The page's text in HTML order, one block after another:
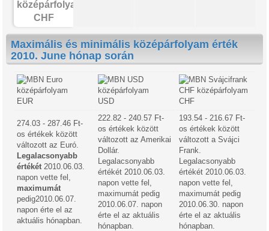
CHF
Maximális és minimális középárfolyam érték
2010. June hónap során
EUR USD CHF
274.03 - 287.46 Ft-
os értékek között
változott az Euró.
Legalacsonyabb
értékét 2010.06.03.
napon vette fel,
maximumát
pedig2010.06.07.
napon érte el az
aktuális hónapban.
222.82 - 240.57 Ft-
os értékek között
változott az Amerikai
Dollár.
Legalacsonyabb
értékét 2010.06.03.
napon vette fel,
maximumát pedig
2010.06.07. napon
érte el az aktuális
hónapban.
193.54 - 216.67 Ft-
os értékek között
változott a Svájci
Frank.
Legalacsonyabb
értékét 2010.06.03.
napon vette fel,
maximumát pedig
2010.06.30. napon
érte el az aktuális
hónapban.